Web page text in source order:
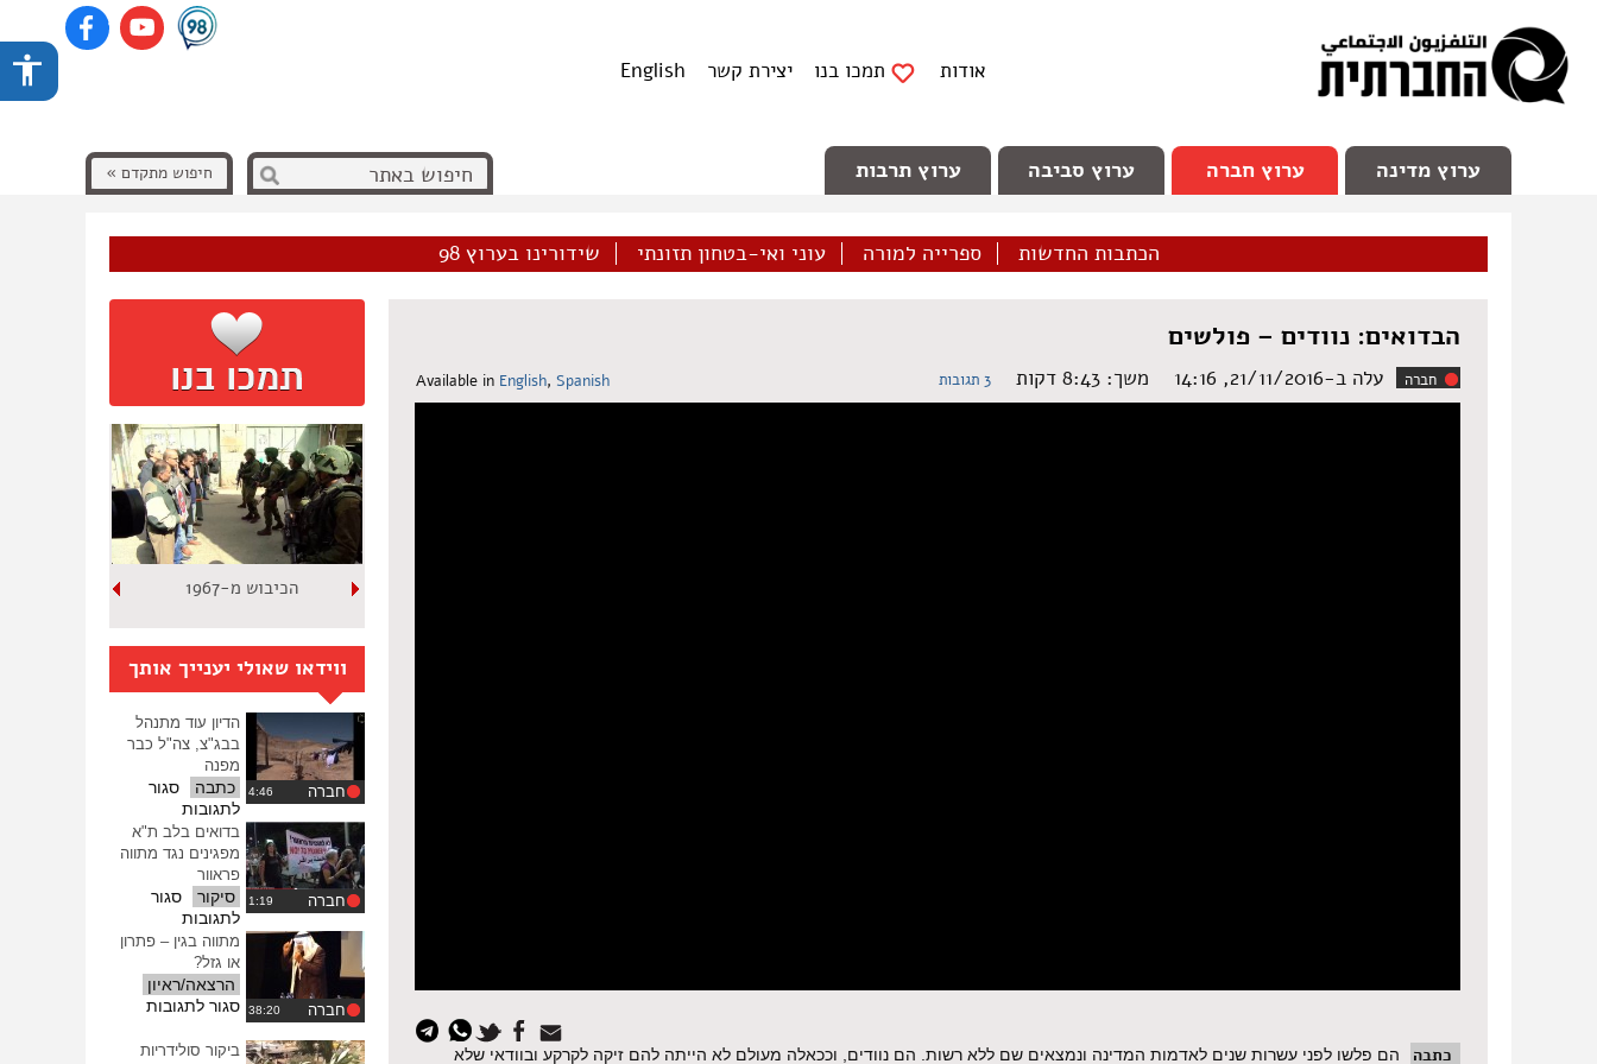
אודות תמכו בנו יצירת קשר English
ערוץ מדינה ערוץ חברה ערוץ סביבה ערוץ תרבות חיפוש מתקדם »
הכתבות החדשות ספרייה למורה עוני ואי-בטחון תזונתי שידורינו בערוץ 98
הבדואים: נוודים – פולשים
חברה עלה ב-21/11/2016, 14:16 משך: ‏8:43 דקות 3 תגובות Available in English, Spanish
כתבה
הם פלשו לפני עשרות שנים לאדמות המדינה ונמצאים שם ללא רשות. הם נוודים, וככאלה מעולם לא הייתה להם זיקה לקרקע ובוודאי שלא
הכיבוש מ-1967
ווידאו שאולי יענייך אותך
חברה
הדיון עוד מתנהל
בבג"צ, צה"ל כבר
מפנה
כתבה
סגור
לתגובותעל
הדיון
עוד
בבג"צ,
צה"ל
כבר
חברה
בדואים בלב ת"א
מפגינים נגד מתווה
פראוור
סיקור
סגור
לתגובותעל
בדואים
ת"א
מפגינים
מתווה
חברה
מתווה בגין – פתרון
או גזל?
הרצאה/ראיון
סגור לתגובותעל
בגיןביקור סולידריות